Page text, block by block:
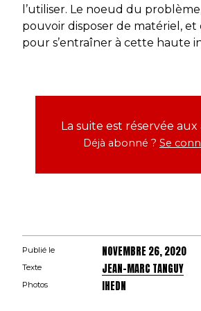
l’utiliser. Le noeud du
pouvoir disposer de matériel, et
pour s’entraîner à cette haute
La suite est réservée aux
Déjà abonné ? Se
Publié le NOVEMBRE 26, 2020
Texte JEAN-MARC TANGUY
Photos IHEDN